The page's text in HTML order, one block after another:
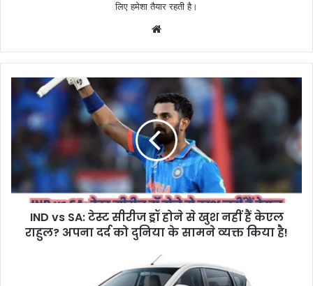
लिए हमेशा तैयार रहती है।
IND vs SA: टेस्ट सीरीज ड्रॉ होने से खुश नहीं हैं केएल
राहुल? अपना दर्द को दुनिया के सामने व्यक्त किया है!